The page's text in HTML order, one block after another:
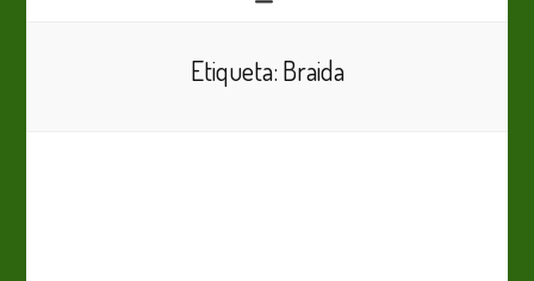
Etiqueta: Braida